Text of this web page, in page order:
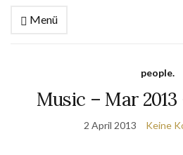
Menü
people.
Music – Mar
2 April 2013 Keine